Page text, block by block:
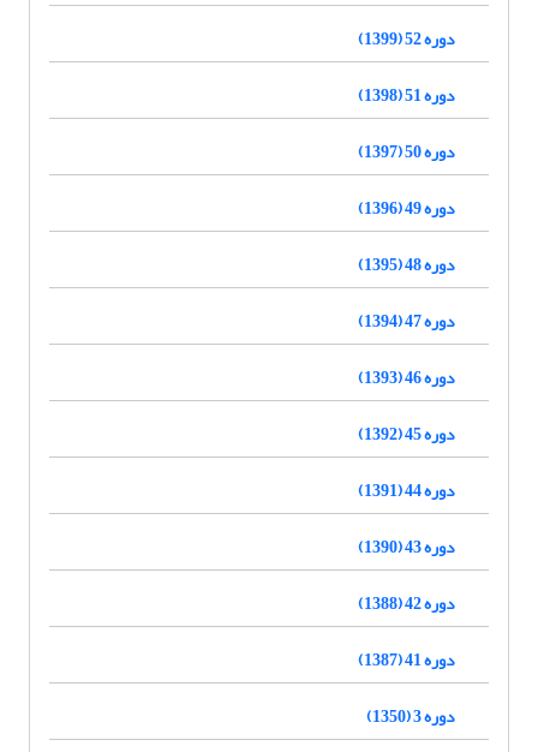
دوره 52 (1399)
دوره 51 (1398)
دوره 50 (1397)
دوره 49 (1396)
دوره 48 (1395)
دوره 47 (1394)
دوره 46 (1393)
دوره 45 (1392)
دوره 44 (1391)
دوره 43 (1390)
دوره 42 (1388)
دوره 41 (1387)
دوره 3 (1350)